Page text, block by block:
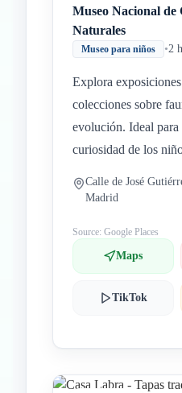
Museo Nacional de
Naturales
Museo para niños •2
Explora
colecciones sobre
evolución. Ideal para
curiosidad de los
Calle de José
Madrid
Source: Google Places
Maps
TikTok